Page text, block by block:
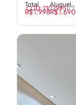
Total
R$ 1.998
Aluguel
R$ 1.690
CÓD: 21029951